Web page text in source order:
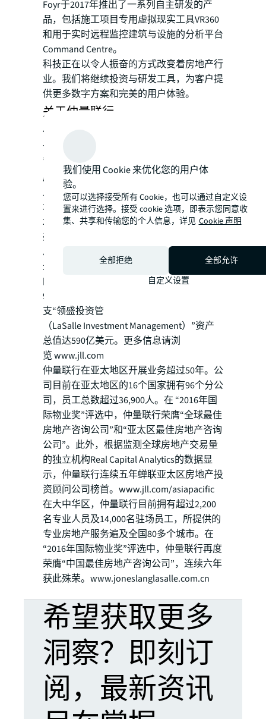
Foyr于2017年推出了一系列自主研发的产
品，包括施工项目专用虚拟现实工具VR360
和用于实时远程监控建筑与设施的分析平台
Command Centre。
科技正在以令人振奋的方式改变着房地产行
业。我们将继续投资与研发工具，为客户提
供更多数字方案和完美的用户体验。
关于仲量联行​
仲量联行（纽约证交所交易代码：JLL）是
专注于房地产领域的专业服务和投资管理公
司，致力于帮助房地产业主、用户和投资者
成就商业愿景。仲量联行是《财富》500强
上榜企业，业务遍及全球80个国家，拥有近
300个分公司，员工总数超过80,000人。
2016年度业务营收达58亿美元，总收入68亿
美元，代表客户管理和提供外包服务的物业
总面积逾44亿平方英尺（约4.09亿平方
米），并协助客户完成了价值1,450亿美元
的物业出售、并购和融资交易。截至2017年
9月30日，仲量联行旗下的投资管理业务分
支“领盛投资管
（LaSalle Investment Management）”资产
总值达590亿美元。​更多信息请浏
览 www.jll.​com
仲量联行在亚太地区开展业务超过50年。公
司目前在亚太地区的16个国家拥有96个分公
司，员工总数超过36,900人。在 “2016年国
际物业奖”评选中，仲量联行荣膺“全球最佳
房地产咨询公司”和“亚太区最佳房地产咨询
公司”。此外，根据监测全球房地产交易量
的独立机构Real Capital Analytics的数据显
示，仲量联行连续五年蝉联亚太区房地产投
资顾问公司榜首。​www.jll.com/a​siapacific​
在大中华区，仲量联行目前拥有超过2,200
名专业人员及14,000名驻场员工，所提供的
专业房地产服务遍及全国80多个城市。在
“2016年国际物业奖”评选中，仲量联行再度
荣膺“中国最佳房地产咨询公司”，连续六年
获此殊荣​。www.joneslanglasalle.com.cn​​​​​​​​​​​​​​​​​​​​​​​​​​​​​​​​​​​​​​​​​​​​​​​​​​​​​​​​​​​​​​​​​​
希望获取更多
洞察？即刻订
阅，最新资讯
我们使用 Cookie 来优化您的用户体
验。
您可以选择接受所有 Cookie，也可以通过自定义设
置来进行选择。接受 cookie 选项，即表示您同意收
集、共享和传输您的个人信息，详见 Cookie 声明
全部拒绝
全部允许
自定义设置